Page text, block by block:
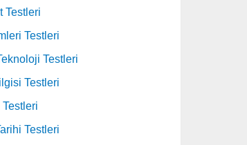
Testleri
Testleri
Testleri
Testleri
Testleri
Testleri